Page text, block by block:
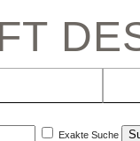
Exakte Suche